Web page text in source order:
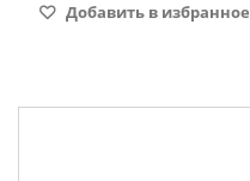
Добавить в избранное